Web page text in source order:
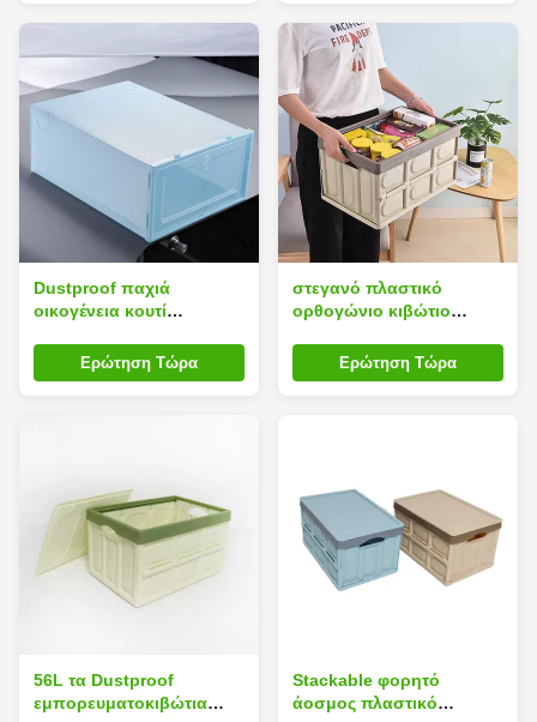
Dustproof παχιά
οικογένεια κουτί
διπλώνει 31inches φιλικό
προς το περιβάλλον
Ερώτηση Τώρα
στεγανό πλαστικό
ορθογώνιο κιβώτιο
Ερώτηση Τώρα
56L τα Dustproof
εμπορευματοκιβώτια
Stackable φορητό
άοσμος πλαστικό